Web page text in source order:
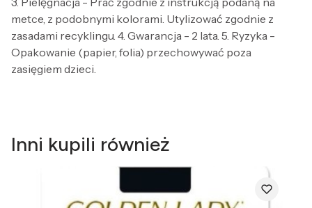
metce, z podobnymi kolorami. Utylizować zgodnie z
zasadami recyklingu. 4. Gwarancja - 2 lata. 5. Ryzyka -
Opakowanie (papier, folia) przechowywać poza
zasięgiem dzieci.
Inni kupili również